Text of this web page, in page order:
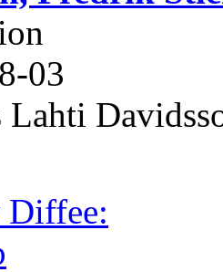
03
Lahti